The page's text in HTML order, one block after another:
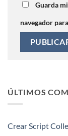
Guarda
navegador
ÚLTIMOS
Crear Script